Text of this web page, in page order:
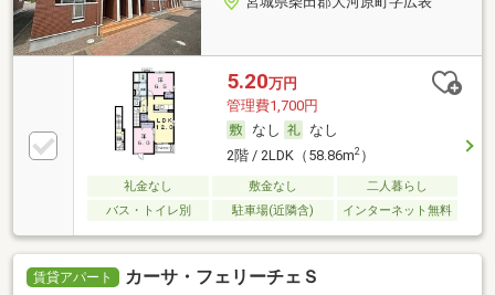
5.20万円
管理費1,700円
なし
なし
2階 / 2LDK（58.86m2）
礼金なし 敷金なし
二人暮らし
バス・トイレ別
駐車場(近隣含) インターネット無料
賃貸アパート カーサ・フェリーチェＳ